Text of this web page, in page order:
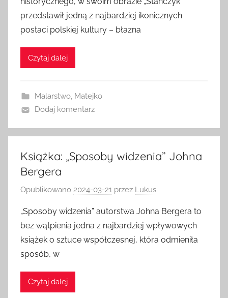
przedstawił jedną z najbardziej ikonicznych
postaci polskiej kultury – błazna
Czytaj dalej
Malarstwo, Matejko
Dodaj komentarz
Książka: „Sposoby widzenia” Johna
Bergera
Opublikowano 2024-03-21 przez Lukus
„Sposoby widzenia” autorstwa Johna Bergera to
bez wątpienia jedna z najbardziej wpływowych
książek o sztuce współczesnej, która odmieniła
sposób, w
Czytaj dalej